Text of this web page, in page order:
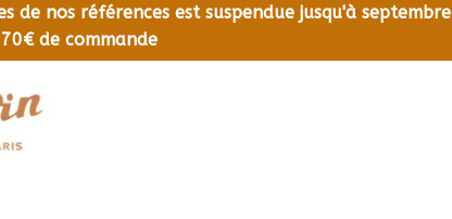
70€ DE COMMANDE
nos références est suspendue jusqu'à septembre
de commande